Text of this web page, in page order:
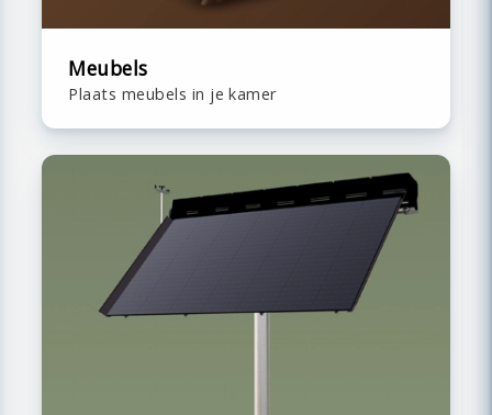
Meubels
Plaats meubels in je kamer